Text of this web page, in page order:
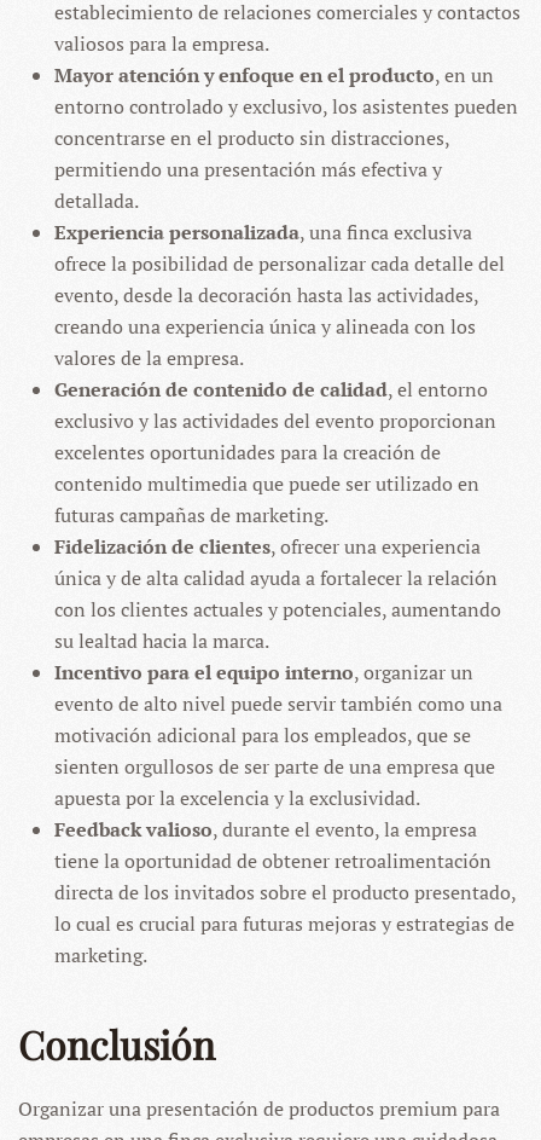
establecimiento de relaciones comerciales y contactos
valiosos para la empresa.
Mayor atención y enfoque en el producto, en un
entorno controlado y exclusivo, los asistentes pueden
concentrarse en el producto sin distracciones,
permitiendo una presentación más efectiva y
detallada.
Experiencia personalizada, una finca exclusiva
ofrece la posibilidad de personalizar cada detalle del
evento, desde la decoración hasta las actividades,
creando una experiencia única y alineada con los
valores de la empresa.
Generación de contenido de calidad, el entorno
exclusivo y las actividades del evento proporcionan
excelentes oportunidades para la creación de
contenido multimedia que puede ser utilizado en
futuras campañas de marketing.
Fidelización de clientes, ofrecer una experiencia
única y de alta calidad ayuda a fortalecer la relación
con los clientes actuales y potenciales, aumentando
su lealtad hacia la marca.
Incentivo para el equipo interno, organizar un
evento de alto nivel puede servir también como una
motivación adicional para los empleados, que se
sienten orgullosos de ser parte de una empresa que
apuesta por la excelencia y la exclusividad.
Feedback valioso, durante el evento, la empresa
tiene la oportunidad de obtener retroalimentación
directa de los invitados sobre el producto presentado,
lo cual es crucial para futuras mejoras y estrategias de
marketing.
Conclusión
Organizar una presentación de productos premium para